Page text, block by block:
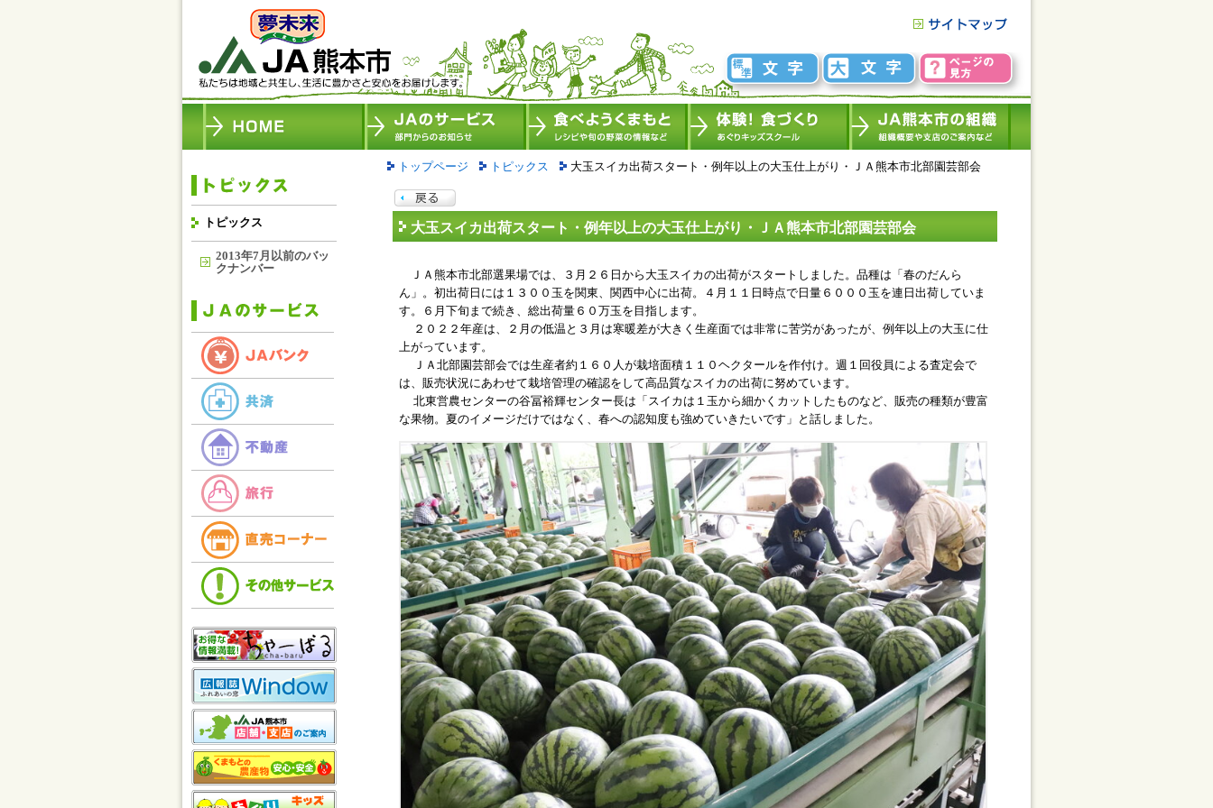
トピックス
2013年7月以前のバッ
クナンバー
トップページ トピックス 大玉スイカ出荷スタート・例年以上の大玉仕上がり・ＪＡ熊本市北部園芸部会
大玉スイカ出荷スタート・例年以上の大玉仕上がり・ＪＡ熊本市北部園芸部会
ＪＡ熊本市北部選果場では、３月２６日から大玉スイカの出荷がスタートしました。品種は「春のだんら
ん」。初出荷日には１３００玉を関東、関西中心に出荷。４月１１日時点で日量６０００玉を連日出荷していま
す。６月下旬まで続き、総出荷量６０万玉を目指します。
２０２２年産は、２月の低温と３月は寒暖差が大きく生産面では非常に苦労があったが、例年以上の大玉に仕
上がっています。
ＪＡ北部園芸部会では生産者約１６０人が栽培面積１１０ヘクタールを作付け。週１回役員による査定会で
は、販売状況にあわせて栽培管理の確認をして高品質なスイカの出荷に努めています。
北東営農センターの谷冨裕輝センター長は「スイカは１玉から細かくカットしたものなど、販売の種類が豊富
な果物。夏のイメージだけではなく、春への認知度も強めていきたいです」と話しました。